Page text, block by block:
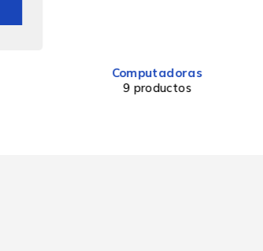
Computadoras
9 productos